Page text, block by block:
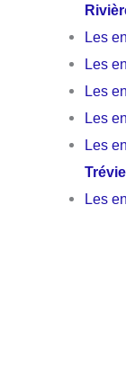
Les
Les
Les
Les
Les
Les